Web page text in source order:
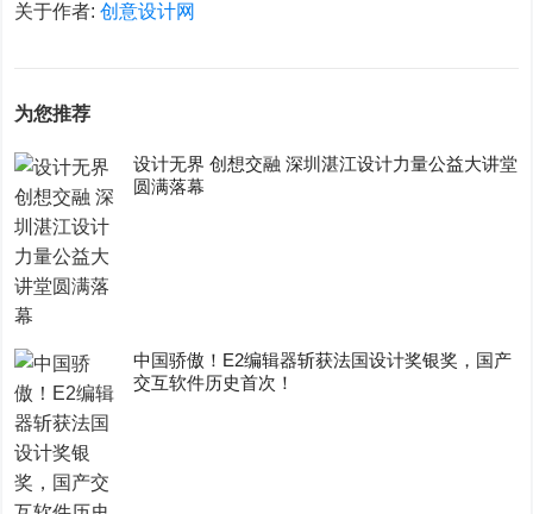
关于作者:创意设计网
为您推荐
设计无界 创想交融 深圳湛江设计力量公益大讲堂
圆满落幕
中国骄傲！E2编辑器斩获法国设计奖银奖，国产
交互软件历史首次！